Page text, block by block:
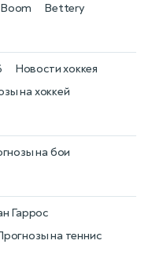
Bettery
Новости хоккея
на хоккей
на бои
на теннис
Гаррос